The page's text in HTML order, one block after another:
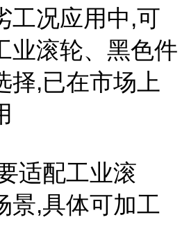
工况应用中,可
业滚轮、黑色件
择,已在市场上
适配工业滚
景,具体可加工